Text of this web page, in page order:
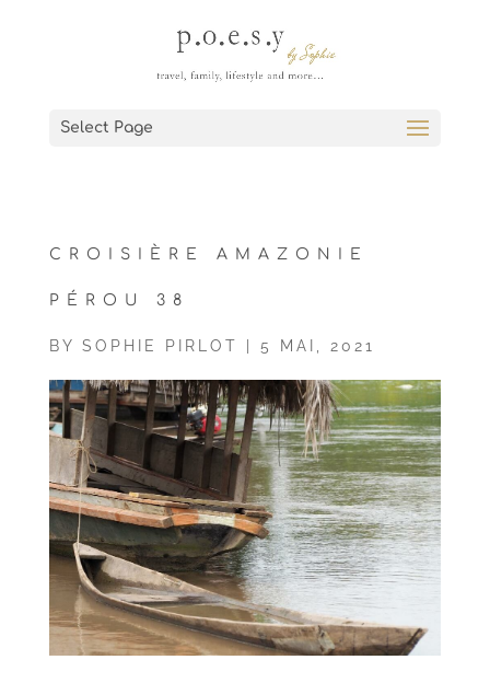
Select Page
CROISIÈRE AMAZONIE
PÉROU 38
BY SOPHIE PIRLOT 5 MAI, 2021